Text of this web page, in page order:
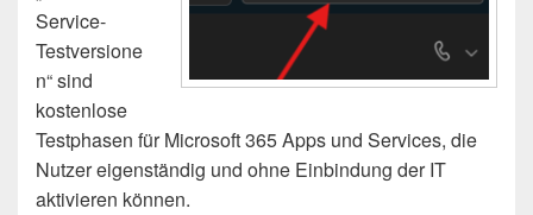
Service-
Testversione
n“ sind
kostenlose
Testphasen für Microsoft 365 Apps und Services, die
Nutzer eigenständig und ohne Einbindung der IT
aktivieren können.